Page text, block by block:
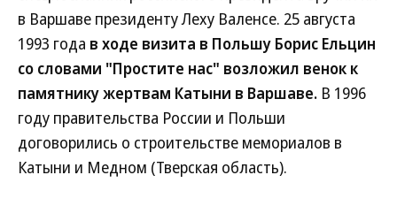
в Варшаве президенту Леху Валенсе. 25 августа
1993 года в ходе визита в Польшу Борис Ельцин
со словами "Простите нас" возложил венок к
памятнику жертвам Катыни в Варшаве. В 1996
году правительства России и Польши
договорились о строительстве мемориалов в
Катыни и Медном (Тверская область).